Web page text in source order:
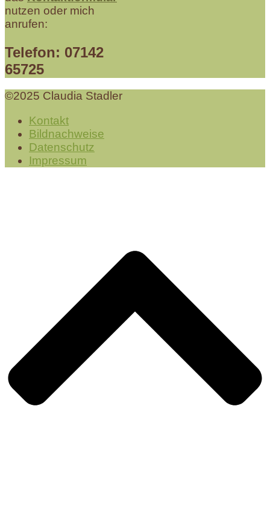
nutzen oder mich
anrufen:
Telefon: 07142
65725
©2025 Claudia Stadler
Kontakt
Bildnachweise
Datenschutz
Impressum